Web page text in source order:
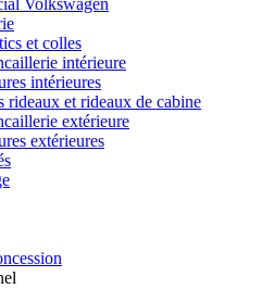
Volkswagen
et colles
intérieure
intérieures
rideaux et rideaux de cabine
extérieure
extérieures